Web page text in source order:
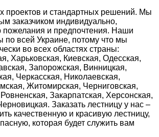
проектов и стандартных решений. Мы
заказчиком индивидуально,
пожелания и предпочтения. Наши
по всей Украине, потому что мы
во всех областях страны:
Харьковская, Киевская, Одесская,
Запорожская, Винницкая,
Черкасская, Николаевская,
Житомирская, Черниговская,
Закарпатская, Херсонская,
Заказать лестницу у нас –
качественную и красивую лестницу,
которая будет служить вам